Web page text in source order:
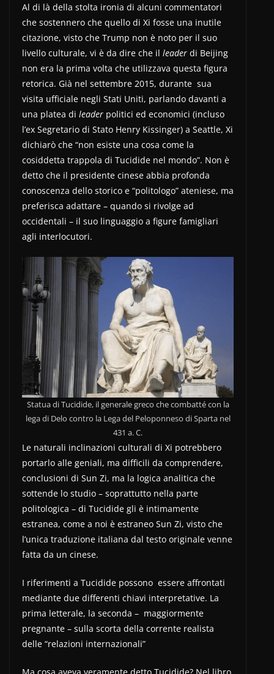
Al di là della stolta ironia di alcuni commentatori
che sostennero che quello di Xi fosse una inutile
citazione, visto che Trump non è noto per il suo
livello culturale, vi è da dire che il leader di Beijing
non era la prima volta che utilizzava questa figura
retorica. Già nel settembre 2015, durante sua
visita ufficiale negli Stati Uniti, parlando davanti a
una platea di leader politici ed economici (incluso
l’ex Segretario di Stato Henry Kissinger) a Seattle, Xi
dichiarò che “non esiste una cosa come la
cosiddetta trappola di Tucidide nel mondo”. Non è
detto che il presidente cinese abbia profonda
conoscenza dello storico e “politologo” ateniese, ma
preferisca adattare – quando si rivolge ad
occidentali – il suo linguaggio a figure famigliari
agli interlocutori.
Statua di Tucidide, il generale greco che combatté con la
lega di Delo contro la Lega del Peloponneso di Sparta nel
431 a. C.
Le naturali inclinazioni culturali di Xi potrebbero
portarlo alle geniali, ma difficili da comprendere,
conclusioni di Sun Zi, ma la logica analitica che
sottende lo studio – soprattutto nella parte
politologica – di Tucidide gli è intimamente
estranea, come a noi è estraneo Sun Zi, visto che
l’unica traduzione italiana dal testo originale venne
fatta da un cinese.
I riferimenti a Tucidide possono essere affrontati
mediante due differenti chiavi interpretative. La
prima letterale, la seconda – maggiormente
pregnante – sulla scorta della corrente realista
delle “relazioni internazionali”